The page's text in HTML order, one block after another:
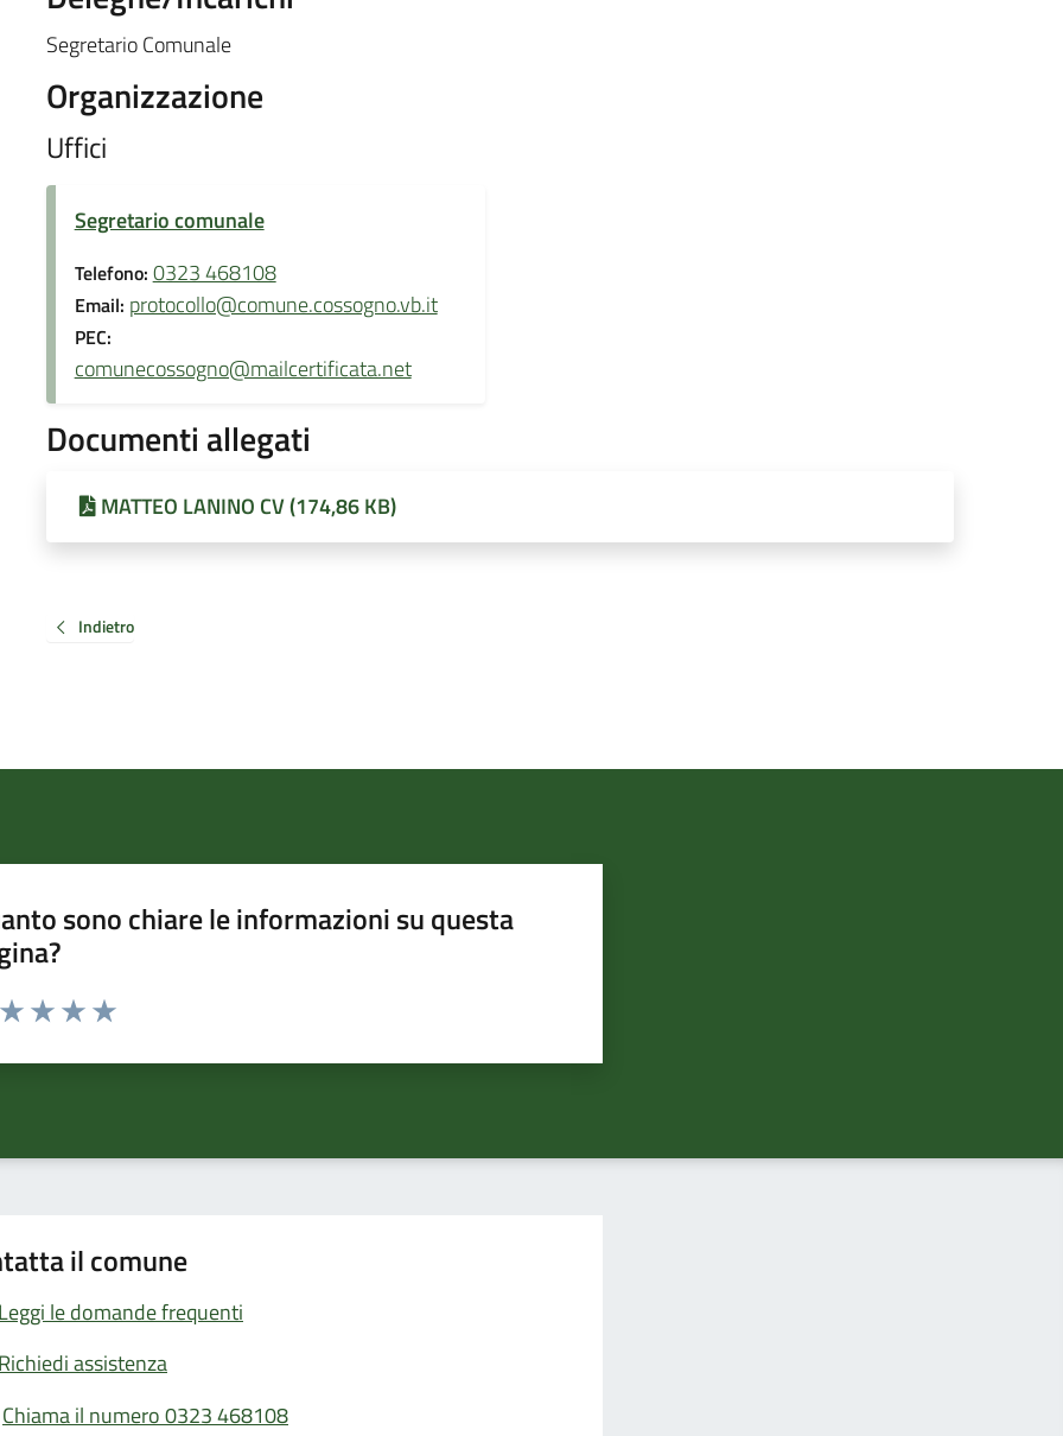
Segretario Comunale
Organizzazione
Uffici
Segretario comunale
Telefono: 0323 468108
Email: protocollo@comune.cossogno.vb.it
PEC:
comunecossogno@mailcertificata.net
Documenti allegati
MATTEO LANINO CV (174,86 KB)
Indietro
sono chiare le informazioni su questa
da 1 a 5 stelle la pagina
il comune
Leggi le domande frequenti
Richiedi assistenza
Chiama il numero 0323 468108